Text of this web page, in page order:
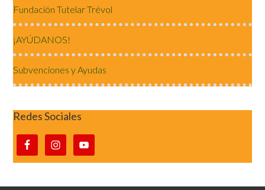
Fundación Tutelar Trévol
¡AYÚDANOS!
Subvenciones y Ayudas
Redes Sociales